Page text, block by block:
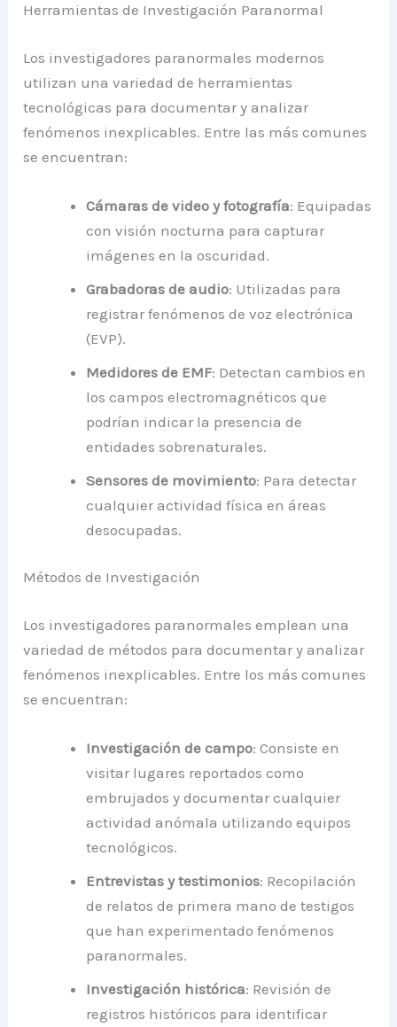
Herramientas de Investigación Paranormal
Los investigadores paranormales modernos
utilizan una variedad de herramientas
tecnológicas para documentar y analizar
fenómenos inexplicables. Entre las más comunes
se encuentran:
Cámaras de video y fotografía: Equipadas
con visión nocturna para capturar
imágenes en la oscuridad.
Grabadoras de audio: Utilizadas para
registrar fenómenos de voz electrónica
(EVP).
Medidores de EMF: Detectan cambios en
los campos electromagnéticos que
podrían indicar la presencia de
entidades sobrenaturales.
Sensores de movimiento: Para detectar
cualquier actividad física en áreas
desocupadas.
Métodos de Investigación
Los investigadores paranormales emplean una
variedad de métodos para documentar y analizar
fenómenos inexplicables. Entre los más comunes
se encuentran:
Investigación de campo: Consiste en
visitar lugares reportados como
embrujados y documentar cualquier
actividad anómala utilizando equipos
tecnológicos.
Entrevistas y testimonios: Recopilación
de relatos de primera mano de testigos
que han experimentado fenómenos
paranormales.
Investigación histórica: Revisión de
registros históricos para identificar